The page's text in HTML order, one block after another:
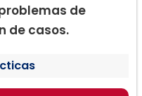
de
de casos.